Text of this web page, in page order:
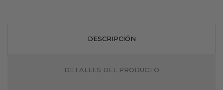
DESCRIPCIÓN
DETALLES DEL PRODUCTO